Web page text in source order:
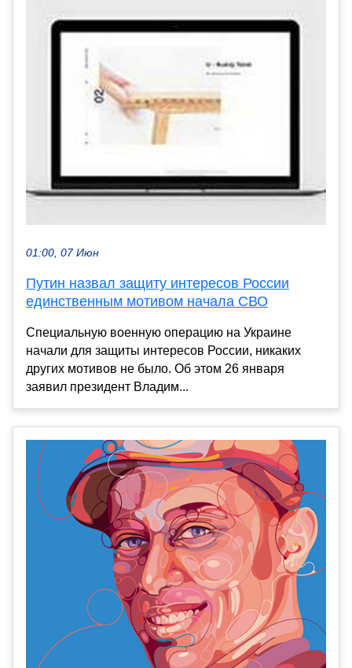
01:00, 07 Июн
Путин назвал защиту интересов России
единственным мотивом начала СВО
Специальную военную операцию на Украине
начали для защиты интересов России, никаких
других мотивов не было. Об этом 26 января
заявил президент Владим...